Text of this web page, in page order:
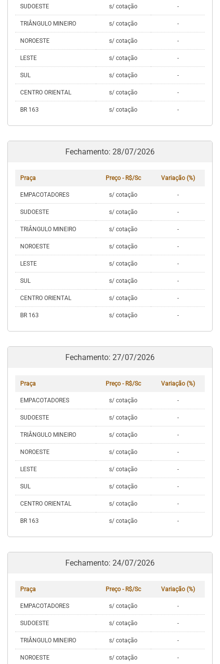
SUDOESTE s/ cotação -
TRIÂNGULO MINEIRO s/ cotação -
NOROESTE s/ cotação -
LESTE s/ cotação -
SUL s/ cotação -
CENTRO ORIENTAL s/ cotação -
BR 163 s/ cotação -
Fechamento: 28/07/2026
Praça Preço - R$/Sc Variação (%)
EMPACOTADORES s/ cotação -
SUDOESTE s/ cotação -
TRIÂNGULO MINEIRO s/ cotação -
NOROESTE s/ cotação -
LESTE s/ cotação -
SUL s/ cotação -
CENTRO ORIENTAL s/ cotação -
BR 163 s/ cotação -
Fechamento: 27/07/2026
Praça Preço - R$/Sc Variação (%)
EMPACOTADORES s/ cotação -
SUDOESTE s/ cotação -
TRIÂNGULO MINEIRO s/ cotação -
NOROESTE s/ cotação -
LESTE s/ cotação -
SUL s/ cotação -
CENTRO ORIENTAL s/ cotação -
BR 163 s/ cotação -
Fechamento: 24/07/2026
Praça Preço - R$/Sc Variação (%)
EMPACOTADORES s/ cotação -
SUDOESTE s/ cotação -
TRIÂNGULO MINEIRO s/ cotação -
NOROESTE s/ cotação -